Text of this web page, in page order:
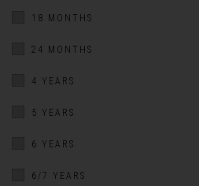
18 MONTHS
24 MONTHS
4 YEARS
5 YEARS
6 YEARS
6/7 YEARS